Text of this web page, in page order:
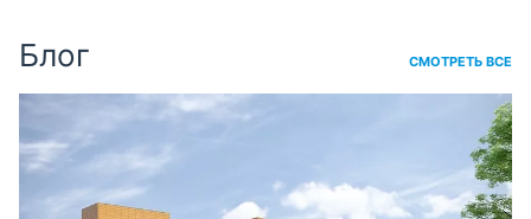
Блог СМОТРЕТЬ ВСЕ